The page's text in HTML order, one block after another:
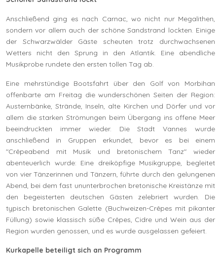
Anschließend ging es nach Carnac, wo nicht nur Megalithen,
sondern vor allem auch der schöne Sandstrand lockten. Einige
der Schwarzwälder Gäste scheuten trotz durchwachsenen
Wetters nicht den Sprung in den Atlantik. Eine abendliche
Musikprobe rundete den ersten tollen Tag ab.
Eine mehrstündige Bootsfahrt über den Golf von Morbihan
offenbarte am Freitag die wunderschönen Seiten der Region:
Austernbänke, Strände, Inseln, alte Kirchen und Dörfer und vor
allem die starken Strömungen beim Übergang ins offene Meer
beeindruckten immer wieder. Die Stadt Vannes wurde
anschließend in Gruppen erkundet, bevor es bei einem
"Crêpeabend mit Musik und bretonischem Tanz" wieder
abenteuerlich wurde: Eine dreiköpfige Musikgruppe, begleitet
von vier Tänzerinnen und Tänzern, führte durch den gelungenen
Abend, bei dem fast ununterbrochen bretonische Kreistänze mit
den begeisterten deutschen Gästen zelebriert wurden. Die
typisch bretonischen Galette (Buchweizen-Crêpes mit pikanter
Füllung) sowie klassisch süße Crêpes, Cidre und Wein aus der
Region wurden genossen, und es wurde ausgelassen gefeiert.
Kurkapelle beteiligt sich an Programm